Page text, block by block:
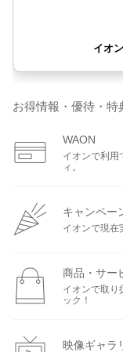
お得情報・優待・特
WAON
イオンで利用
ィ。
キャンペー
イオンで現在
商品・サー
イオンで取り
ック！
映像ギャラ